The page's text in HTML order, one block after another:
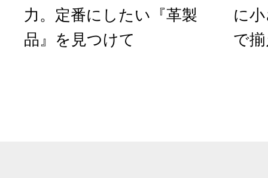
力。定番にしたい『革製
品』を見つけて
に
で